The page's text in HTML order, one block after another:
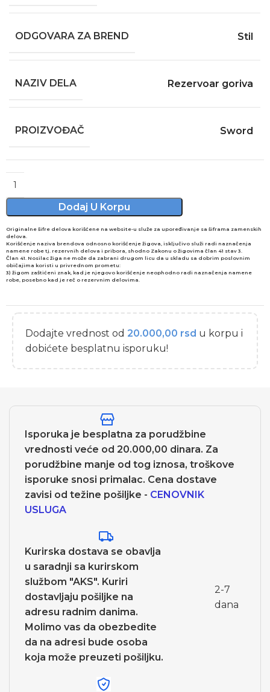
ODGOVARA ZA BREND Stil
NAZIV DELA Rezervoar goriva
PROIZVOĐAČ Sword
Dodaj U Korpu
Alternative:
Originalne šifre delova korišćene na website-u služe za upoređivanje sa šiframa zamenskih
delova.
Korišćenje naziva brendova odnosno korišćenje žigova, isključivo služi radi naznačenja
namene robe tj. rezervnih delova i pribora, shodno Zakonu o žigovima član 41 stav 3.
Član 41. Nosilac žiga ne može da zabrani drugom licu da u skladu sa dobrim poslovnim
običajima koristi u privrednom prometu:
3) žigom zaštićeni znak, kad je njegovo korišćenje neophodno radi naznačenja namene
robe, posebno kad je reč o rezervnim delovima.
Dodajte vrednost od20.000,00 rsd u korpu i
dobićete besplatnu isporuku!
Isporuka je besplatna za porudžbine
vrednosti veće od 20.000,00 dinara. Za
porudžbine manje od tog iznosa, troškove
isporuke snosi primalac. Cena dostave
zavisi od težine pošiljke - CENOVNIK
USLUGA
Kurirska dostava se obavlja
u saradnji sa kurirskom
službom "AKS". Kuriri
dostavljaju pošiljke na
adresu radnim danima.
Molimo vas da obezbedite
da na adresi bude osoba
koja može preuzeti pošiljku.
2-7
dana